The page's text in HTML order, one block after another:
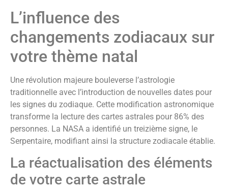
L’influence des
changements zodiacaux sur
votre thème natal
Une révolution majeure bouleverse l’astrologie
traditionnelle avec l’introduction de nouvelles dates pour
les signes du zodiaque. Cette modification astronomique
transforme la lecture des cartes astrales pour 86% des
personnes. La NASA a identifié un treizième signe, le
Serpentaire, modifiant ainsi la structure zodiacale établie.
La réactualisation des éléments
de votre carte astrale